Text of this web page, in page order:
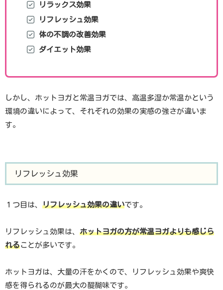
リラックス効果
リフレッシュ効果
体の不調の改善効果
ダイエット効果
しかし、ホットヨガと常温ヨガでは、高温多湿か常温かという
環境の違いによって、それぞれの効果の実感の強さが違いま
す。
リフレッシュ効果
１つ目は、 リフレッシュ効果の違いです。
リフレッシュ効果は、 ホットヨガの方が常温ヨガよりも感じら
れることが多いです。
ホットヨガは、大量の汗をかくので、リフレッシュ効果や爽快
感を得られるのが最大の醍醐味です。